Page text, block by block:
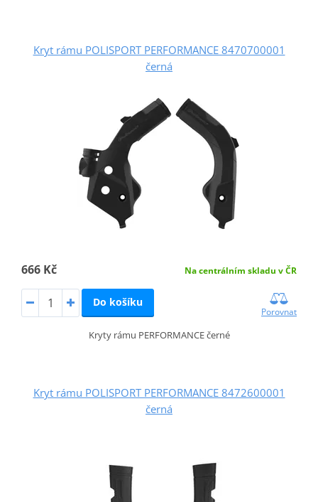
Kryt rámu POLISPORT PERFORMANCE 8470700001
černá
666 Kč Na centrálním skladu v ČR
Do košíku
Porovnat
Kryty rámu PERFORMANCE černé
Kryt rámu POLISPORT PERFORMANCE 8472600001
černá